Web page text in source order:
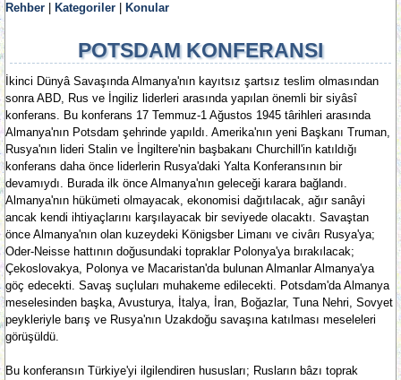
Rehber Kategoriler Konular
POTSDAM KONFERANSI
İkinci Dünyâ Savaşında Almanya'nın kayıtsız şartsız teslim olmasından
sonra ABD, Rus ve İngiliz liderleri arasında yapılan önemli bir siyâsî
konferans. Bu konferans 17 Temmuz-1 Ağustos 1945 târihleri arasında
Almanya'nın Potsdam şehrinde yapıldı. Amerika'nın yeni Başkanı Truman,
Rusya'nın lideri Stalin ve İngiltere'nin başbakanı Churchill'in katıldığı
konferans daha önce liderlerin Rusya'daki Yalta Konferansının bir
devamıydı. Burada ilk önce Almanya'nın geleceği karara bağlandı.
Almanya'nın hükümeti olmayacak, ekonomisi dağıtılacak, ağır sanâyi
ancak kendi ihtiyaçlarını karşılayacak bir seviyede olacaktı. Savaştan
önce Almanya'nın olan kuzeydeki Königsber Limanı ve civârı Rusya'ya;
Oder-Neisse hattının doğusundaki topraklar Polonya'ya bırakılacak;
Çekoslovakya, Polonya ve Macaristan'da bulunan Almanlar Almanya'ya
göç edecekti. Savaş suçluları muhakeme edilecekti. Potsdam'da Almanya
meselesinden başka, Avusturya, İtalya, İran, Boğazlar, Tuna Nehri, Sovyet
peykleriyle barış ve Rusya'nın Uzakdoğu savaşına katılması meseleleri
görüşüldü.
Bu konferansın Türkiye'yi ilgilendiren hususları; Rusların bâzı toprak